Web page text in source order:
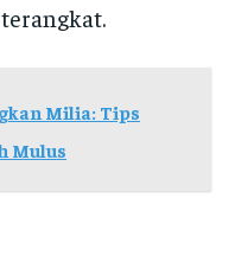
Milia: Tips
Mulus